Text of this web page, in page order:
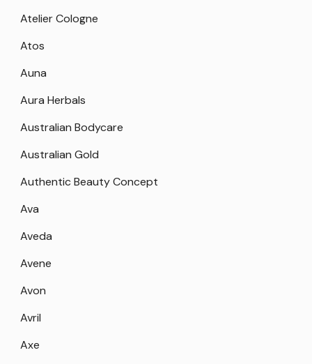
Atelier Cologne
Atos
Auna
Aura Herbals
Australian Bodycare
Australian Gold
Authentic Beauty Concept
Ava
Aveda
Avene
Avon
Avril
Axe